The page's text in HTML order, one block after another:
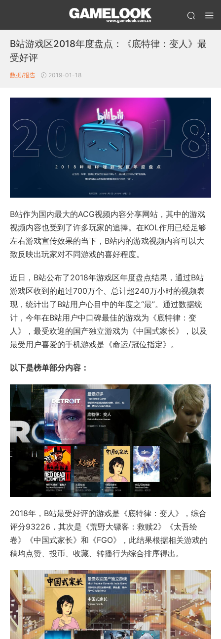
B站游戏区2018年度盘点：《底特律：变人》最
受好评
数据/报告 2019-01-18
B站作为国内最大的ACG视频内容分享网站，其中的游戏
视频内容也受到了许多玩家的追捧。在KOL作用已经足够
左右游戏宣传效果的当下，B站内的游戏视频内容可以大
致反映出玩家对不同游戏的喜好程度。
近日，B站公布了2018年游戏区年度盘点结果，通过B站
游戏区收到的超过700万个、总计超240万小时的视频表
现，统计出了B站用户心目中的年度之“最”。通过数据统
计，今年在B站用户中口碑最佳的游戏为《底特律：变
人》，最受欢迎的国产独立游戏为《中国式家长》，以及
最受用户喜爱的手机游戏是《命运/冠位指定》。
以下是榜单部分内容：
2018年，B站最受好评的游戏是《底特律：变人》，综合
评分93226，其次是《荒野大镖客：救赎2》《太吾绘
卷》《中国式家长》和《FGO》，此结果根据相关游戏的
稿均点赞、投币、收藏、转播行为综合排序得出。